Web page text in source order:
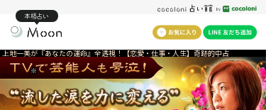
本格占い
上地一美が『あなたの運命』全透視！【恋愛・仕事・人生】奇跡的中占
※